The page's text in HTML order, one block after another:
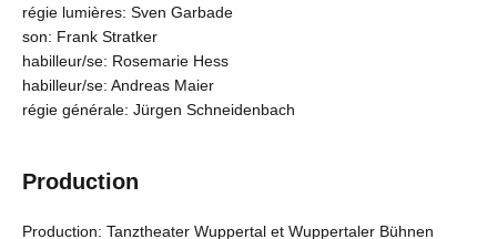
régie lumières: Sven Garbade
son: Frank Stratker
habilleur/se: Rosemarie Hess
habilleur/se: Andreas Maier
régie générale: Jürgen Schneidenbach
Production
Production: Tanztheater Wuppertal et Wuppertaler Bühnen